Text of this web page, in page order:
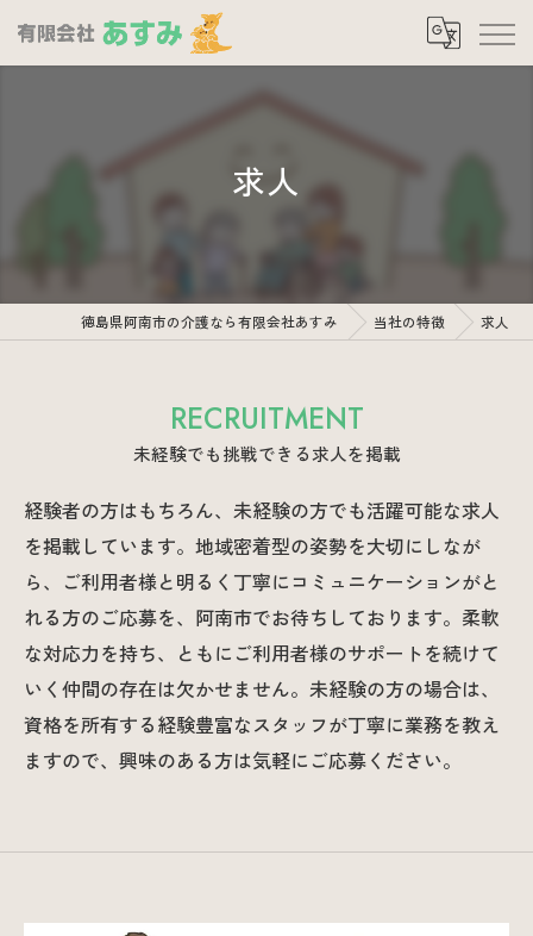
求人
徳島県阿南市の介護なら有限会社あすみ 当社の特徴 求人
未経験でも挑戦できる求人を掲載
RECRUITMENT
経験者の方はもちろん、未経験の方でも活躍可能な求人
を掲載しています。地域密着型の姿勢を大切にしなが
ら、ご利用者様と明るく丁寧にコミュニケーションがと
れる方のご応募を、阿南市でお待ちしております。柔軟
な対応力を持ち、ともにご利用者様のサポートを続けて
いく仲間の存在は欠かせません。未経験の方の場合は、
資格を所有する経験豊富なスタッフが丁寧に業務を教え
ますので、興味のある方は気軽にご応募ください。